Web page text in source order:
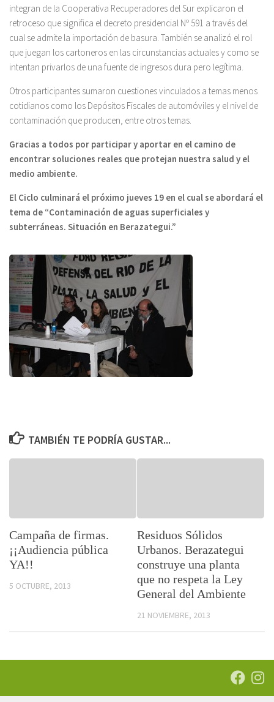
integran de la Cooperativa Recuperadores del Sur explicaron el
retroceso que significa el decreto presidencial Nº 591 a través del
cual se admite la importación de basura. También se analizó el rol
que juegan los cartoneros en las circunstancias actuales y como se
intentan privarlos de una fuente de ingresos dura pero legítima.
Otros participantes sumaron cuestiones vinculados a temas menos
cotidianos como los Depósitos Fiscales de automóviles y el nivel de
contaminación que producen, entre otros temas.
Gracias a todos por participar y aportar en el camino de
encontrar soluciones reales que protejan nuestra salud y el
medio ambiente.
El Ciclo culminará el próximo jueves 19 en el cual se abordará el
tema de “Contaminación de aguas superficiales y
subterráneas. Situación en Berazategui.”
TAMBIÉN TE PODRÍA GUSTAR...
Campaña de firmas.
¡¡Audiencia pública
YA!!
5 OCTUBRE, 2013
Residuos Sólidos
Urbanos. Berazategui
construye una planta
que no respeta la Ley
General del Ambiente
21 NOVIEMBRE, 2013